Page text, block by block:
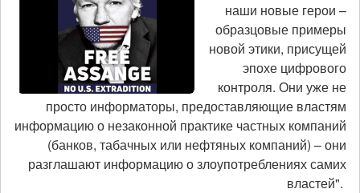
наши новые герои –
образцовые примеры
новой этики, присущей
эпохе цифрового
контроля. Они уже не
просто информаторы, предоставляющие властям
информацию о незаконной практике частных компаний
(банков, табачных или нефтяных компаний) – они
разглашают информацию о злоупотреблениях самих
властей".